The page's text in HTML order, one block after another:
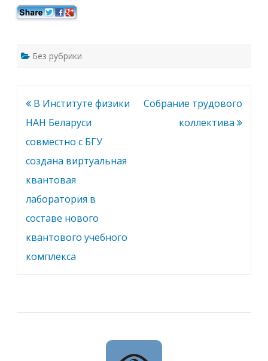
Без рубрики
Навигация
по
записям
В Институте физики
НАН Беларуси
совместно с БГУ
создана виртуальная
квантовая
лаборатория в
составе нового
квантового учебного
комплекса
Cобрание трудового
коллектива